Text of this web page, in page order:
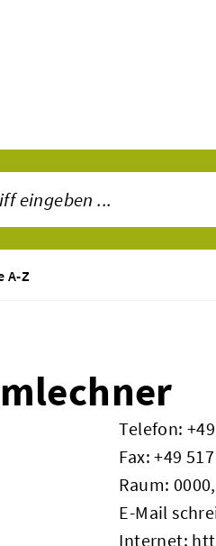
A-Z
Telefon:
Fax: +49
Raum:
E-Mail
Internet: